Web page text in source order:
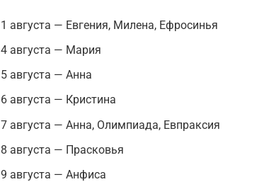
1 августа — Евгения, Милена, Ефросинья
4 августа — Мария
5 августа — Анна
6 августа — Кристина
7 августа — Анна, Олимпиада, Евпраксия
8 августа — Прасковья
9 августа — Анфиса